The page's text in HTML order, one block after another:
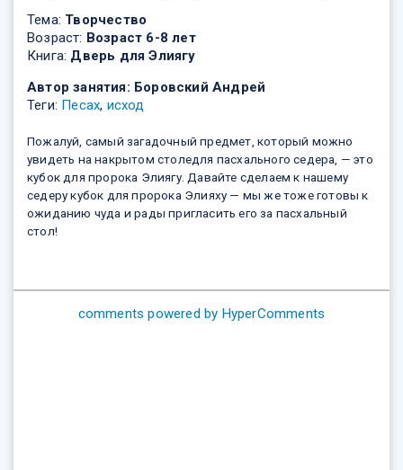
Тема: Творчество
Возраст: Возраст 6-8 лет
Книга: Дверь для Элиягу
Автор занятия: Боровский Андрей
Теги: Песах, исход
Пожалуй, самый загадочный предмет, который можно
увидеть на накрытом столедля пасхального седера, — это
кубок для пророка Элиягу. Давайте сделаем к нашему
седеру кубок для пророка Элияху — мы же тоже готовы к
ожиданию чуда и рады пригласить его за пасхальный
стол!
comments powered by HyperComments